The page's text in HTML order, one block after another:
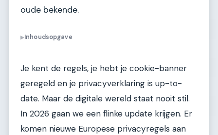
oude bekende.
▶Inhoudsopgave
Je kent de regels, je hebt je cookie-banner
geregeld en je privacyverklaring is up-to-
date. Maar de digitale wereld staat nooit stil.
In 2026 gaan we een flinke update krijgen. Er
komen nieuwe Europese privacyregels aan